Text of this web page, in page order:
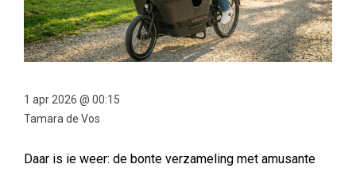
1 apr 2026 @ 00:15
Tamara de Vos
Daar is ie weer: de bonte verzameling met amusante